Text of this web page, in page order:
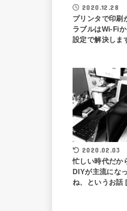
2020.12.28
プリンタで印刷
ラブルはWi-Fi
設定で解決しま
2020.02.03
忙しい時代だか
DIYが主流にな
ね、というお話